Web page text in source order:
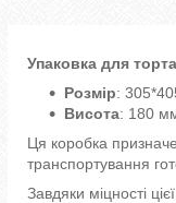
Упаковка для
Розмір:
Висота: 180
Ця коробка
транспортування
Завдяки міцності